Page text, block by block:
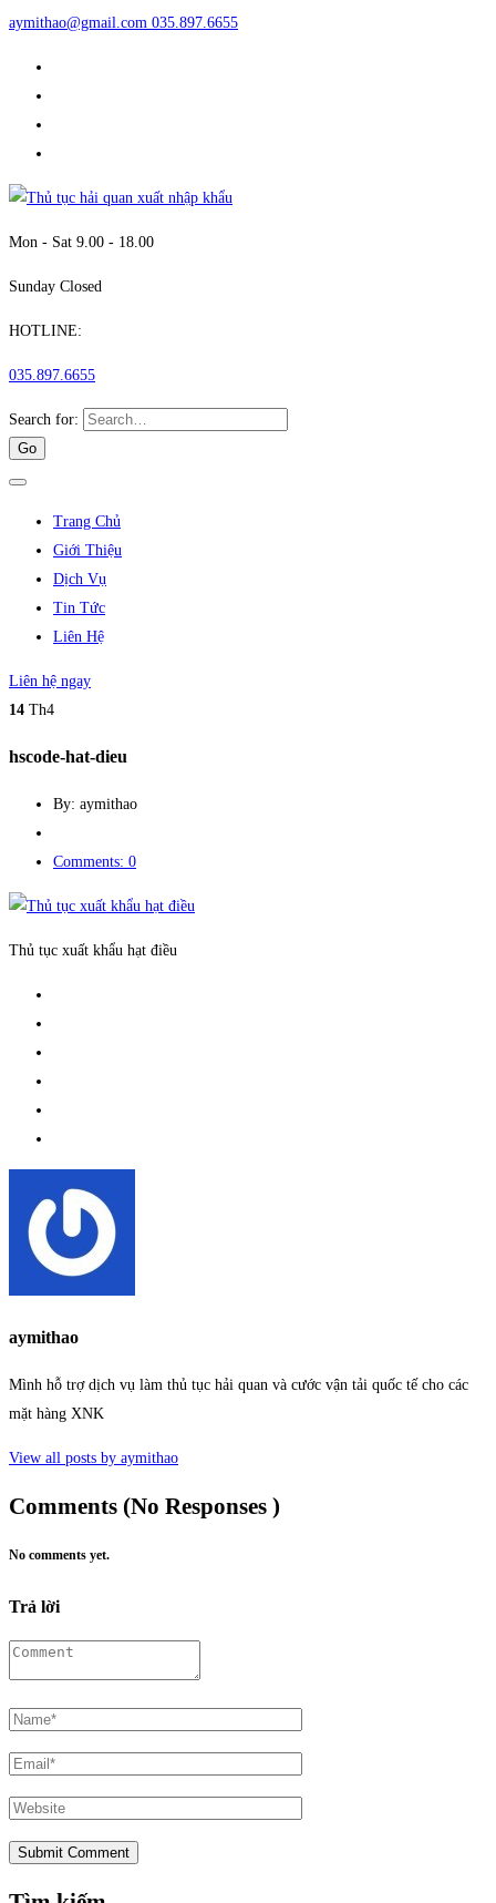
aymithao@gmail.com 035.897.6655
Mon - Sat 9.00 - 18.00
Sunday Closed
HOTLINE:
035.897.6655
Search for:
Trang Chủ
Giới Thiệu
Dịch Vụ
Tin Tức
Liên Hệ
Liên hệ ngay
14 Th4
hscode-hat-dieu
By: aymithao
Comments: 0
Thủ tục xuất khẩu hạt điều
aymithao
Mình hỗ trợ dịch vụ làm thủ tục hải quan và cước vận tải quốc tế cho các
mặt hàng XNK
View all posts by aymithao
Comments (No Responses )
No comments yet.
Trả lời